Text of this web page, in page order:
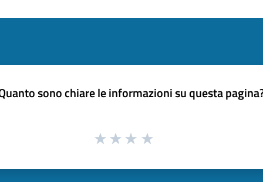
sono chiare le informazioni su questa